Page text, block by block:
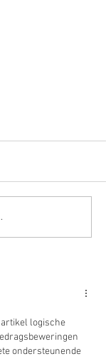
artikel logische
ondersteunende